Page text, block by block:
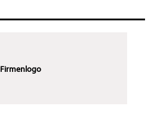
Firmenlogo